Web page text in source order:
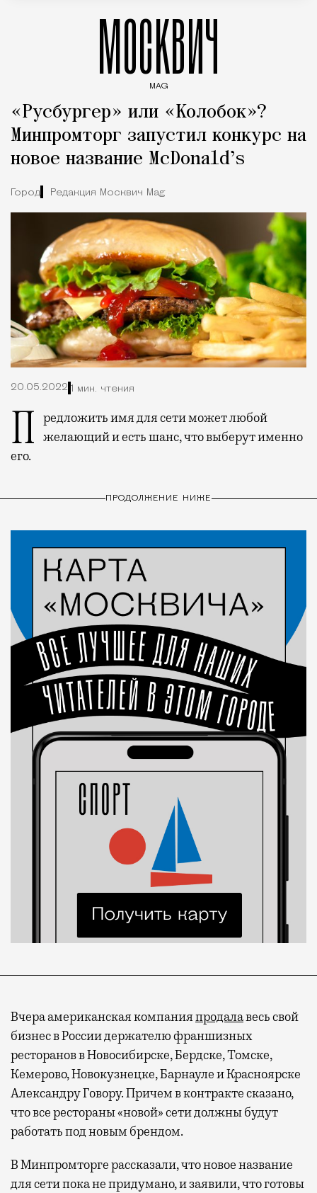
МОСКВИЧ
MAG
«Русбургер» или «Колобок»?
Минпромторг запустил конкурс на
новое название McDonald’s
Город Редакция Москвич Mag
20.05.2022 1 мин. чтения
Предложить имя для сети может любой желающий и есть шанс, что выберут именно
его.
ПРОДОЛЖЕНИЕ НИЖЕ
Вчера американская компанияпродалавесь свой
бизнес в России держателю франшизных
ресторанов в Новосибирске, Бердске, Томске,
Кемерово, Новокузнецке, Барнауле и Красноярске
Александру Говору. Причем в контракте сказано,
что все рестораны «новой» сети должны будут
работать под новым брендом.
В Минпромторге рассказали, что новое название
для сети пока не придумано, и заявили, что готовы